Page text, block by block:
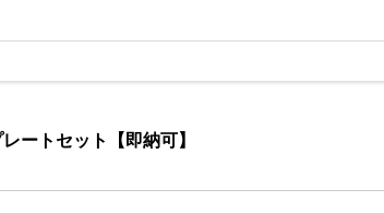
ートセット【即納可】